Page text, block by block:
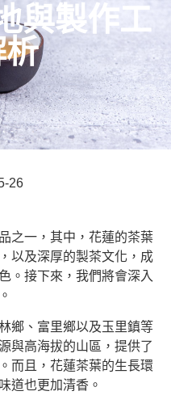
與製作工
26
之一，其中，花蓮的茶葉
以及深厚的製茶文化，成
。接下來，我們將會深入
鄉、富里鄉以及玉里鎮等
與高海拔的山區，提供了
而且，花蓮茶葉的生長環
道也更加清香。